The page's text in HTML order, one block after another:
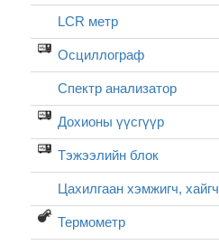
LCR метр
Осциллограф
Спектр анализатор
Дохионы үүсгүүр
Тэжээлийн блок
Цахилгаан хэмжигч, хайгч
Термометр